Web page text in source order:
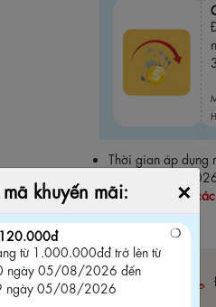
Thời gian áp
ngày 31/08/
dụng chung với
(click xem chi tiết)
khuyến mãi: ×
từ 1.000.000đđ trở lên từ
ngày 05/08/2026 đến
ngày 05/08/2026